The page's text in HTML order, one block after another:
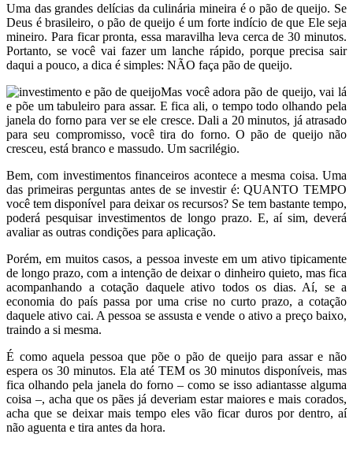
Uma das grandes delícias da culinária mineira é o pão de queijo. Se
Deus é brasileiro, o pão de queijo é um forte indício de que Ele seja
mineiro. Para ficar pronta, essa maravilha leva cerca de 30 minutos.
Portanto, se você vai fazer um lanche rápido, porque precisa sair
daqui a pouco, a dica é simples: NÃO faça pão de queijo.
Mas você adora pão de queijo, vai lá
e põe um tabuleiro para assar. E fica ali, o tempo todo olhando pela
janela do forno para ver se ele cresce. Dali a 20 minutos, já atrasado
para seu compromisso, você tira do forno. O pão de queijo não
cresceu, está branco e massudo. Um sacrilégio.
Bem, com investimentos financeiros acontece a mesma coisa. Uma
das primeiras perguntas antes de se investir é: QUANTO TEMPO
você tem disponível para deixar os recursos? Se tem bastante tempo,
poderá pesquisar investimentos de longo prazo. E, aí sim, deverá
avaliar as outras condições para aplicação.
Porém, em muitos casos, a pessoa investe em um ativo tipicamente
de longo prazo, com a intenção de deixar o dinheiro quieto, mas fica
acompanhando a cotação daquele ativo todos os dias. Aí, se a
economia do país passa por uma crise no curto prazo, a cotação
daquele ativo cai. A pessoa se assusta e vende o ativo a preço baixo,
traindo a si mesma.
É como aquela pessoa que põe o pão de queijo para assar e não
espera os 30 minutos. Ela até TEM os 30 minutos disponíveis, mas
fica olhando pela janela do forno – como se isso adiantasse alguma
coisa –, acha que os pães já deveriam estar maiores e mais corados,
acha que se deixar mais tempo eles vão ficar duros por dentro, aí
não aguenta e tira antes da hora.